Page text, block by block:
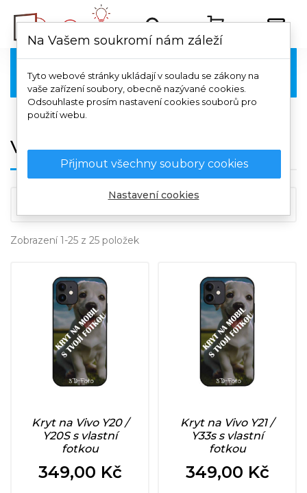
Kryty na mobil 
Vivo
Zobrazení 1-25 z 25 položek
Kryt na Vivo Y20 /
Y20S s vlastní
fotkou
Cena
349,00 Kč
Kryt na Vivo Y21 /
Y33s s vlastní
fotkou
Cena
349,00 Kč
Na Vašem soukromí nám záleží
Tyto webové stránky ukládají v souladu se zákony na
vaše zařízení soubory, obecně nazývané cookies.
Odsouhlaste prosím nastavení cookies souborů pro
použití webu.
Přijmout všechny soubory cookies
Nastavení cookies